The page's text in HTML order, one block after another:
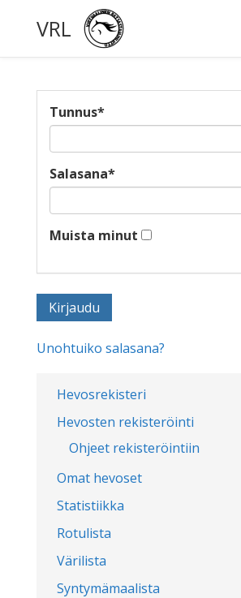
VRL
Hevosrekisteri
Hevosten rekisteröinti
Ohjeet rekisteröintiin
Omat hevoset
Statistiikka
Rotulista
Värilista
Syntymämaalista
Tunnus*
Salasana*
Muista minut
Unohtuiko salasana?